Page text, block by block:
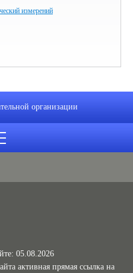
измерений
организации
05.08.2026
активная прямая ссылка на